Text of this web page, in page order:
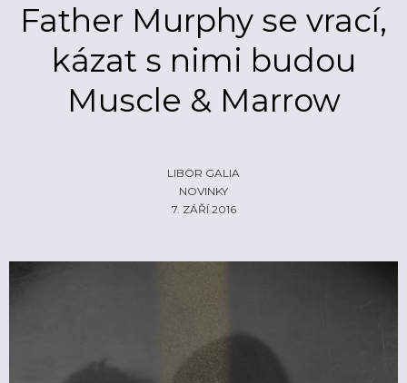
ARTEIN
ECHOLOKÁTOR
CZECH IT
ROZHOVORY
FOTOGALERIE
EHP/NORSKÉ FONDY
Father Murphy se vrací,
kázat s nimi budou
Muscle & Marrow
LIBOR GALIA
NOVINKY
7. ZÁŘÍ 2016